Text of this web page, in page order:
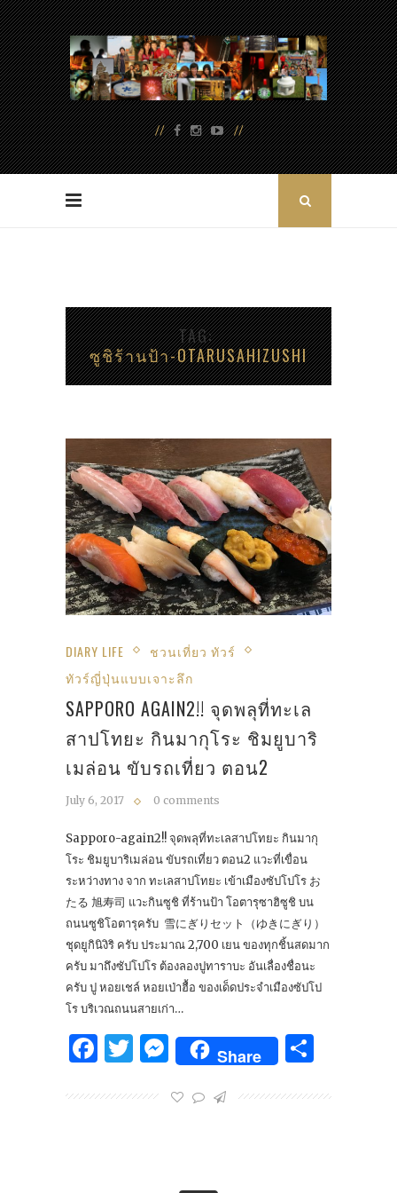
TAG
ซูชิร้านป้า-OTARUSAHIZUSHI
DIARY LIFE
ชวนเที่ยว ทัวร์
ทัวร์ญี่ปุ่นแบบเจาะลึก
SAPPORO AGAIN2!! จุดพลุที่ทะเล
สาปโทยะ กินมากุโระ ชิมยูบาริ
เมล่อน ขับรถเที่ยว ตอน2
July 6, 2017 0 comments
Sapporo-again2!! จุดพลุที่ทะเลสาปโทยะ กินมากุ
โระ ชิมยูบาริเมล่อน ขับรถเที่ยว ตอน2 แวะที่เขื่อน
ระหว่างทาง จาก ทะเลสาปโทยะ เข้าเมืองซัปโปโร お
たる 旭寿司 แวะกินซูชิ ที่ร้านป้า โอตารุซาฮิซูชิ บน
ถนนซูชิโอตารุครับ 雪にぎりセット（ゆきにぎり）
ชุดยูกินิงิริ ครับ ประมาณ​ 2,700 เยน ของทุกชิ้นสดมาก
ครับ มาถึงซัปโปโร ต้องลองปูทาราบะ อันเลื่องชื่อนะ
ครับ ปู หอยเชล์ หอยเป่าฮื้อ ของเด็ดประจำเมืองซัปโป
โร บริเวณถนนสายเก่า…
Facebook
Twitter
Messenger
Share